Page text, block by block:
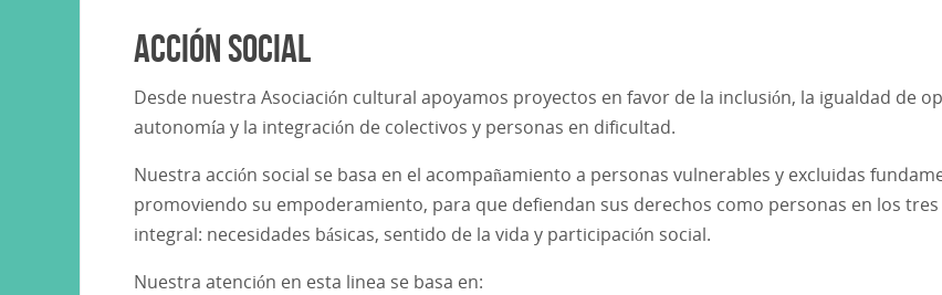
Acción social
Desde nuestra Asociación cultural apoyamos proyectos en favor de la inclusión, la igualdad de
autonomía y la integración de colectivos y personas en dificultad.
Nuestra acción social se basa en el acompañamiento a personas vulnerables y excluidas
promoviendo su empoderamiento, para que defiendan sus derechos como personas en los
integral: necesidades básicas, sentido de la vida y participación social.
Nuestra atención en esta linea se basa en: